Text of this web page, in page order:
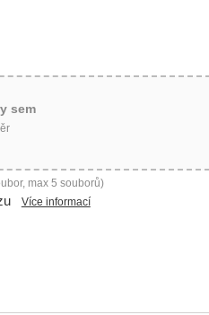
sem
max 5 souborů)
Více informací